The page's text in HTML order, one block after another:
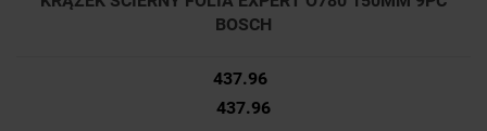
BOSCH
437.96
437.96